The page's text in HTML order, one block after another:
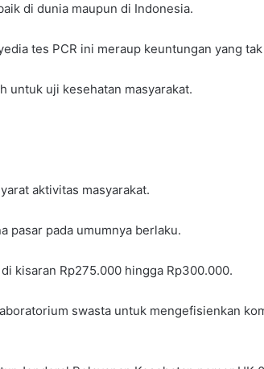
di dunia maupun di Indonesia.
tes PCR ini meraup keuntungan yang
untuk uji kesehatan masyarakat.
aktivitas masyarakat.
pasar pada umumnya berlaku.
kisaran Rp275.000 hingga Rp300.000.
swasta untuk mengefisienkan